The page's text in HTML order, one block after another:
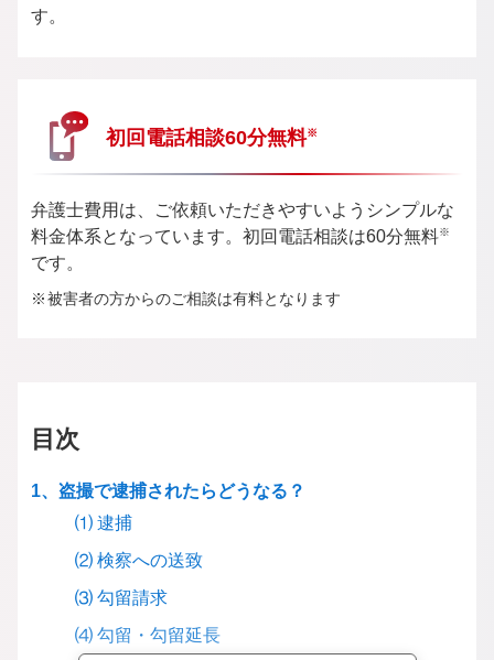
す。
初回電話相談60分無料※
弁護士費用は、ご依頼いただきやすいようシンプルな
料金体系となっています。初回電話相談は60分無料※
です。
被害者の方からのご相談は有料となります
目次
1、盗撮で逮捕されたらどうなる？
⑴ 逮捕
⑵ 検察への送致
⑶ 勾留請求
⑷ 勾留・勾留延長